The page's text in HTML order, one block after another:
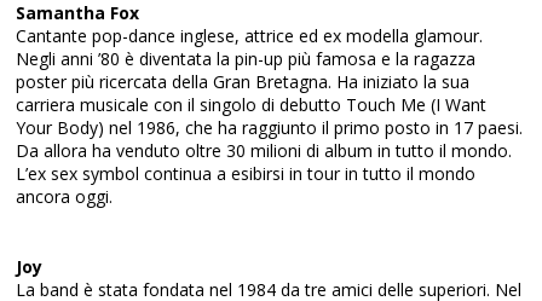
Samantha Fox
Cantante pop-dance inglese, attrice ed ex modella glamour.
Negli anni ’80 è diventata la pin-up più famosa e la ragazza
poster più ricercata della Gran Bretagna. Ha iniziato la sua
carriera musicale con il singolo di debutto Touch Me (I Want
Your Body) nel 1986, che ha raggiunto il primo posto in 17 paesi.
Da allora ha venduto oltre 30 milioni di album in tutto il mondo.
L’ex sex symbol continua a esibirsi in tour in tutto il mondo
ancora oggi.
Joy
La band è stata fondata nel 1984 da tre amici delle superiori. Nel